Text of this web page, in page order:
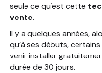
seule ce qu’est cette
vente.
Il y a quelques années,
qu’à ses débuts,
venir installer
durée de 30 jours.